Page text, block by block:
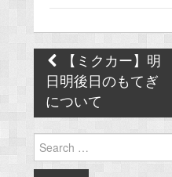
Post
navigation
【ミクカー】明
日明後日のもてぎ
について
for: